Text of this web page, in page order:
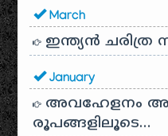
March
ഇന്ത്യൻ ചരിത്ര
January
അവഹേളനം
രൂപങ്ങളിലൂടെ…